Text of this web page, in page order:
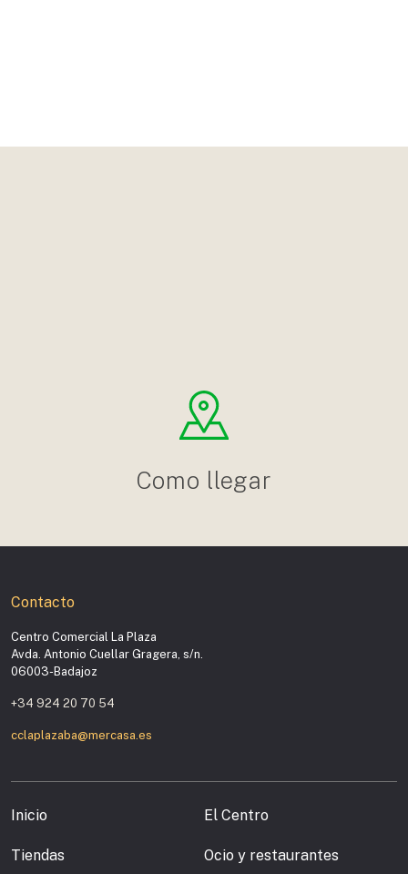
Como llegar
Contacto
Centro Comercial La Plaza
Avda. Antonio Cuellar Gragera, s/n.
06003-Badajoz
+34 924 20 70 54
cclaplazaba@mercasa.es
Inicio El Centro
Tiendas Ocio y restaurantes